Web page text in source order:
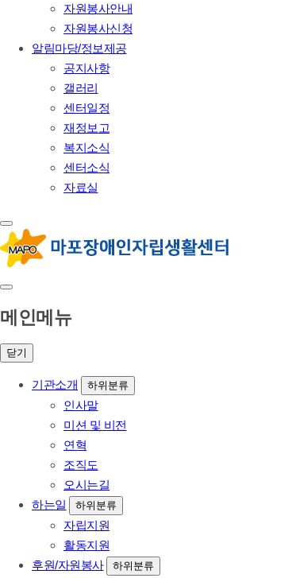
자원봉사안내
자원봉사신청
알림마당/정보제공
공지사항
갤러리
센터일정
재정보고
복지소식
센터소식
자료실
메인메뉴
닫기
기관소개 하위분류
인사말
미션 및 비전
연혁
조직도
오시는길
하는일
하위분류
자립지원
활동지원
후원/자원봉사
하위분류